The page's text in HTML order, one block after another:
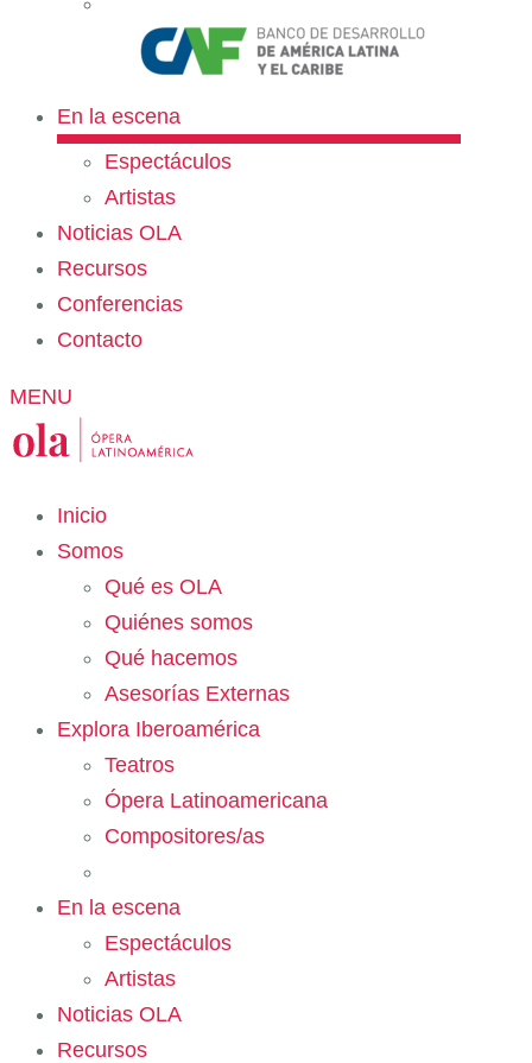
En la escena
Espectáculos
Artistas
Noticias OLA
Recursos
Conferencias
Contacto
MENU
Inicio
Somos
Qué es OLA
Quiénes somos
Qué hacemos
Asesorías Externas
Explora Iberoamérica
Teatros
Ópera Latinoamericana
Compositores/as
En la escena
Espectáculos
Artistas
Noticias OLA
Recursos